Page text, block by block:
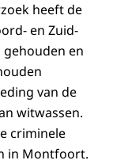
heeft de
en Zuid-
en
van de
witwassen.
criminele
in Montfoort.